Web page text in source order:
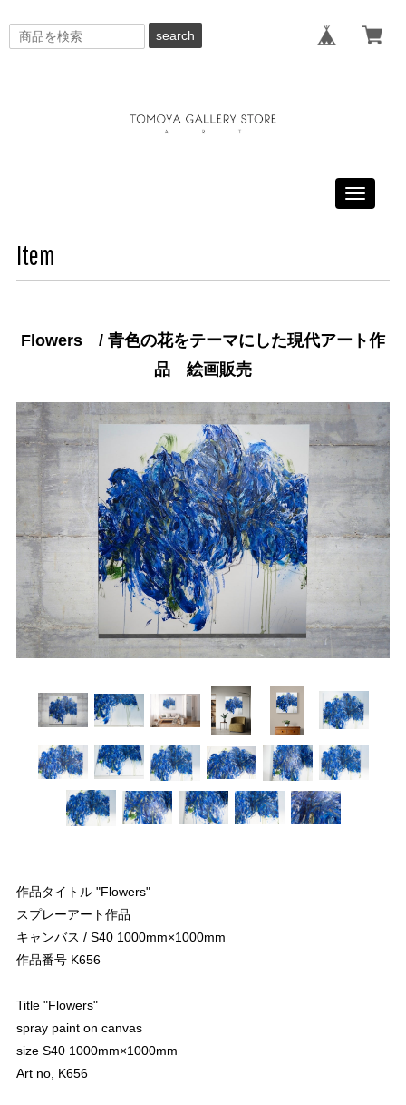
search
Toggle
Item
Flowers / 青色の花をテーマにした現代アート作
品 絵画販売
作品タイトル "Flowers"
スプレーアート作品
キャンバス / S40 1000mm×1000mm
作品番号 K656
Title "Flowers"
spray paint on canvas
size S40 1000mm×1000mm
Art no, K656